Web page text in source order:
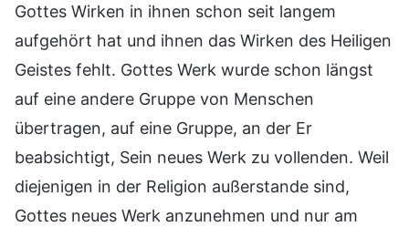
Gottes Wirken in ihnen schon seit langem
aufgehört hat und ihnen das Wirken des Heiligen
Geistes fehlt. Gottes Werk wurde schon längst
auf eine andere Gruppe von Menschen
übertragen, auf eine Gruppe, an der Er
beabsichtigt, Sein neues Werk zu vollenden. Weil
diejenigen in der Religion außerstande sind,
Gottes neues Werk anzunehmen und nur am